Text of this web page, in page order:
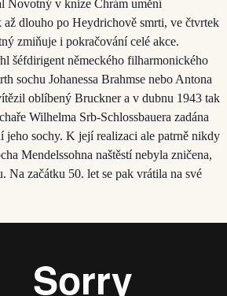
Novotný v knize Chrám umění
až dlouho po Heydrichově smrti, ve čtvrtek
zmiňuje i pokračování celé akce.
šéfdirigent německého filharmonického
sochu Johanessa Brahmse nebo Antona
oblíbený Bruckner a v dubnu 1943 tak
Wilhelma Srb-Schlossbauera zadána
jeho sochy. K její realizaci ale patrně nikdy
Mendelssohna naštěstí nebyla zničena,
Na začátku 50. let se pak vrátila na své